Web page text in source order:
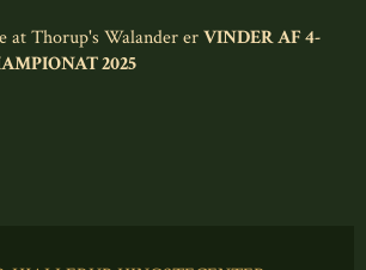
at Thorup's Walander erVINDER AF 4-
2025